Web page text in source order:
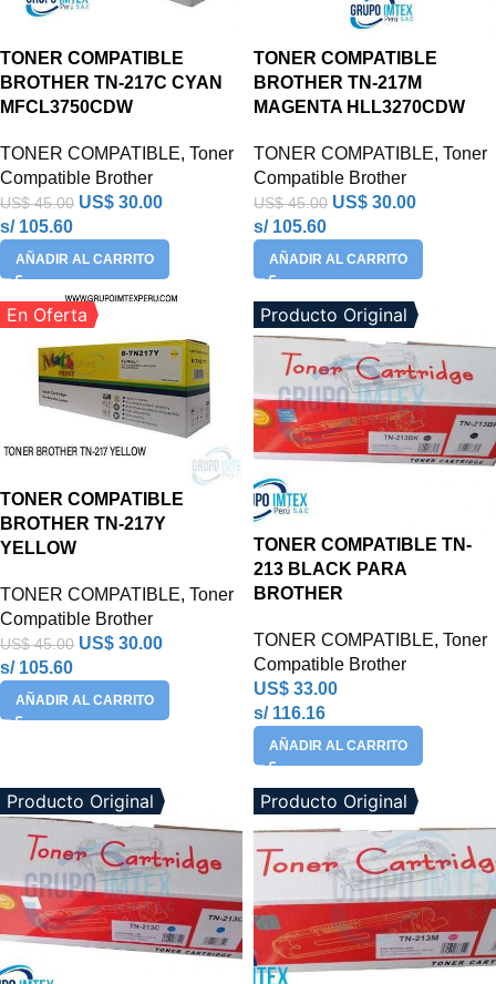
TONER COMPATIBLE
BROTHER TN-217C CYAN
MFCL3750CDW
TONER COMPATIBLE, Toner
Compatible Brother
US$45.00 US$ 30.00
s/ 105.60
AÑADIR AL CARRITO
TONER COMPATIBLE
BROTHER TN-217M
MAGENTA HLL3270CDW
TONER COMPATIBLE, Toner
Compatible Brother
US$45.00 US$ 30.00
s/ 105.60
AÑADIR AL CARRITO
En Oferta
TONER COMPATIBLE
BROTHER TN-217Y
YELLOW
TONER COMPATIBLE, Toner
Compatible Brother
US$45.00 US$ 30.00
s/ 105.60
AÑADIR AL CARRITO
Producto Original
TONER COMPATIBLE TN-
213 BLACK PARA
BROTHER
TONER COMPATIBLE, Toner
Compatible Brother
US$ 33.00
s/ 116.16
AÑADIR AL CARRITO
Producto Original Producto Original